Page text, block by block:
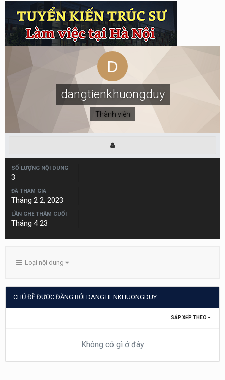
dangtienkhuongduy
Thành viên
SỐ LƯỢNG NỘI DUNG
3
ĐÃ THAM GIA
Tháng 2 2, 2023
LẦN GHÉ THĂM CUỐI
Tháng 4 23
Loại nội dung
CHỦ ĐỀ ĐƯỢC ĐĂNG BỞI DANGTIENKHUONGDUY
SẮP XẾP THEO
Không có gì ở đây